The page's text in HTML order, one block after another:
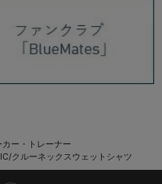
カー・トレーナー
クルーネックスウェットシャツ